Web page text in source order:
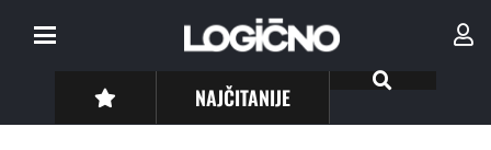
NAJČITANIJE